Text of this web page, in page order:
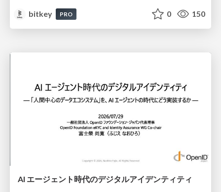
bitkey
PRO 0 150
AI エージェント時代のデジタルアイデンティティ